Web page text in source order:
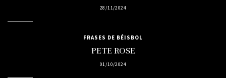
28/11/2024
FRASES DE BÉISBOL
PETE ROSE
01/10/2024